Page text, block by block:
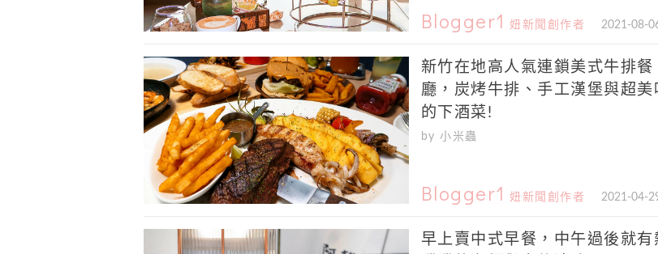
Blogger1 妞新聞創作者 2021-08-
新竹在地高人氣連鎖美式牛排餐
廳，炭烤牛排、手工漢堡與超美
的下酒菜!
by 小米蟲
Blogger1 妞新聞創作者 2021-04-
早上賣中式早餐，中午過後就有